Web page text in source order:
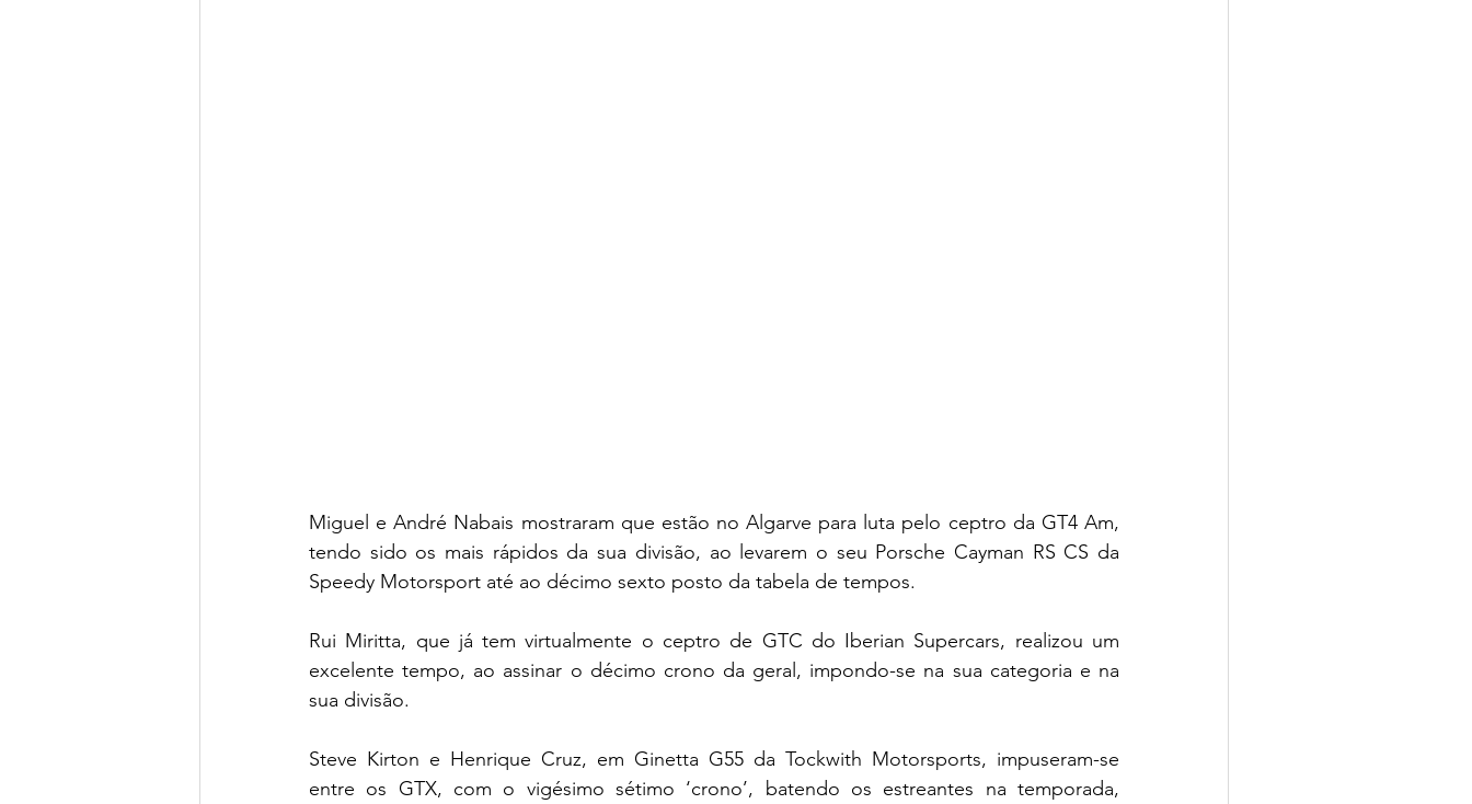
Miguel e André Nabais mostraram que estão no Algarve para luta pelo ceptro da GT4 Am,
tendo sido os mais rápidos da sua divisão, ao levarem o seu Porsche Cayman RS CS da
Speedy Motorsport até ao décimo sexto posto da tabela de tempos.
Rui Miritta, que já tem virtualmente o ceptro de GTC do Iberian Supercars, realizou um
excelente tempo, ao assinar o décimo crono da geral, impondo-se na sua categoria e na
sua divisão.
Steve Kirton e Henrique Cruz, em Ginetta G55 da Tockwith Motorsports, impuseram-se
entre os GTX, com o vigésimo sétimo ‘crono’, batendo os estreantes na temporada,